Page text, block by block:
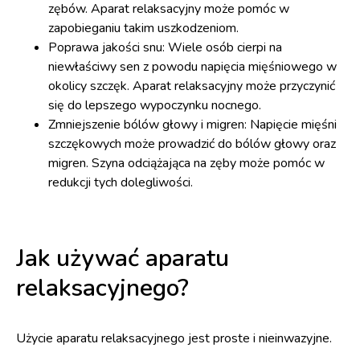
zębów. Aparat relaksacyjny może pomóc w
zapobieganiu takim uszkodzeniom.
Poprawa jakości snu: Wiele osób cierpi na
niewłaściwy sen z powodu napięcia mięśniowego w
okolicy szczęk. Aparat relaksacyjny może przyczynić
się do lepszego wypoczynku nocnego.
Zmniejszenie bólów głowy i migren: Napięcie mięśni
szczękowych może prowadzić do bólów głowy oraz
migren. Szyna odciążająca na zęby może pomóc w
redukcji tych dolegliwości.
Jak używać aparatu
relaksacyjnego?
Użycie aparatu relaksacyjnego jest proste i nieinwazyjne.